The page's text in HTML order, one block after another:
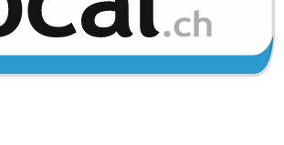
- Spengler- und Malerarbeiten